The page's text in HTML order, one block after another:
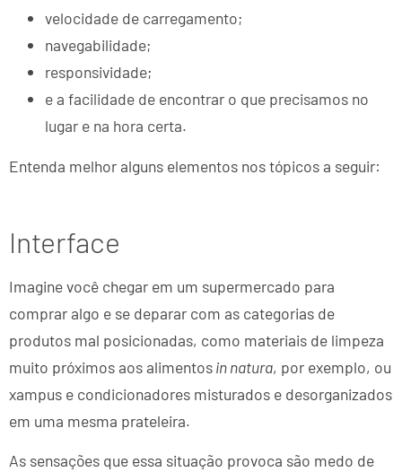
velocidade de carregamento;
navegabilidade;
responsividade;
e a facilidade de encontrar o que precisamos no
lugar e na hora certa.
Entenda melhor alguns elementos nos tópicos a seguir:
Interface
Imagine você chegar em um supermercado para
comprar algo e se deparar com as categorias de
produtos mal posicionadas, como materiais de limpeza
muito próximos aos alimentosin natura, por exemplo, ou
xampus e condicionadores misturados e desorganizados
em uma mesma prateleira.
As sensações que essa situação provoca são medo de